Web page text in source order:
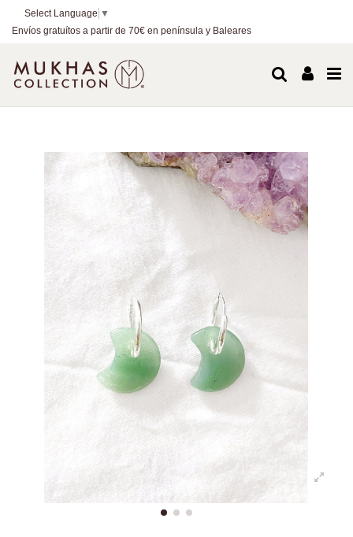
Select Language ▼
Envíos gratuítos a partir de 70€ en península y Baleares